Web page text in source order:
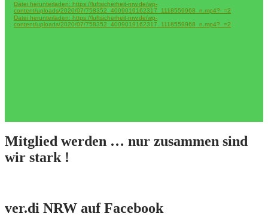
Datei herunterladen: https://luftsicherheit-nrw.de/wp-
content/uploads/2020/07/758352_4009019162317_1118559968_n.mp4?_=2
Datei herunterladen: https://luftsicherheit-nrw.de/wp-
content/uploads/2020/07/758352_4009019162317_1118559968_n.mp4?_=2
Mitglied werden … nur zusammen sind
wir stark !
ver.di NRW auf Facebook